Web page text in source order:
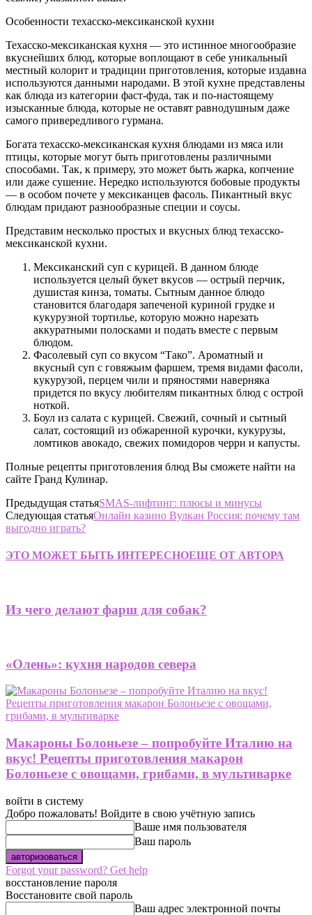
Особенности техасско-мексиканской кухни
Техасско-мексиканская кухня — это истинное многообразие
вкуснейших блюд, которые воплощают в себе уникальный
местный колорит и традиции приготовления, которые издавна
используются данными народами. В этой кухне представлены
как блюда из категории фаст-фуда, так и по-настоящему
изысканные блюда, которые не оставят равнодушным даже
самого привередливого гурмана.
Богата техасско-мексиканская кухня блюдами из мяса или
птицы, которые могут быть приготовлены различными
способами. Так, к примеру, это может быть жарка, копчение
или даже сушение. Нередко используются бобовые продукты
— в особом почете у мексиканцев фасоль. Пикантный вкус
блюдам придают разнообразные специи и соусы.
Представим несколько простых и вкусных блюд техасско-
мексиканской кухни.
Мексиканский суп с курицей. В данном блюде
используется целый букет вкусов — острый перчик,
душистая кинза, томаты. Сытным данное блюдо
становится благодаря запеченой куриной грудке и
кукурузной тортилье, которую можно нарезать
аккуратными полосками и подать вместе с первым
блюдом.
Фасолевый суп со вкусом “Тако”. Ароматный и
вкусный суп с говяжьим фаршем, тремя видами фасоли,
кукурузой, перцем чили и пряностями наверняка
придется по вкусу любителям пикантных блюд с острой
ноткой.
Боул из салата с курицей. Свежий, сочный и сытный
салат, состоящий из обжаренной курочки, кукурузы,
ломтиков авокадо, свежих помидоров черри и капусты.
Полные рецепты приготовления блюд Вы сможете найти на
сайте Гранд Кулинар.
Предыдущая статьяSMAS-лифтинг: плюсы и минусы
Следующая статьяОнлайн казино Вулкан Россия: почему там
выгодно играть?
ЭТО МОЖЕТ БЫТЬ ИНТЕРЕСНОЕЩЕ ОТ АВТОРА
Из чего делают фарш для собак?
«Олень»: кухня народов севера
Макароны Болоньезе – попробуйте Италию на
вкус! Рецепты приготовления макарон
Болоньезе с овощами, грибами, в мультиварке
войти в систему
Добро пожаловать! Войдите в свою учётную запись
Ваше имя пользователя
Ваш пароль
Forgot your password? Get help
восстановление пароля
Восстановите свой пароль
Ваш адрес электронной почты